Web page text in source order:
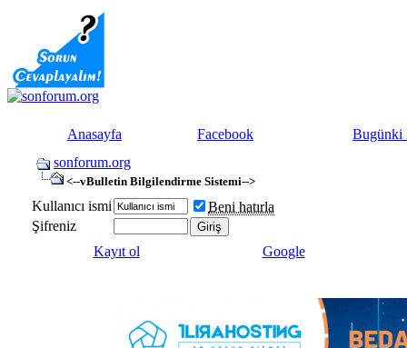
Anasayfa Facebook
Bugünki
sonforum.org
<--vBulletin Bilgilendirme Sistemi-->
Kullanıcı ismi
Beni hatırla
Şifreniz
Kayıt ol
Google